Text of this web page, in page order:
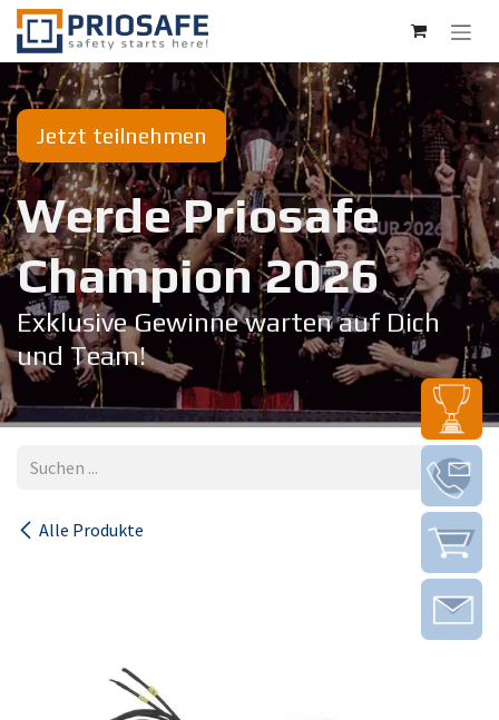
Zum Inhalt springen
Jetzt teilnehmen
Werde Priosafe
Champion 20​26
Exklusive Gewinne warten auf Dich
und Team!
Alle Produkte